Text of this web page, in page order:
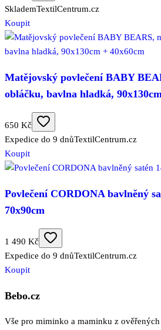
SklademTextilCentrum.cz
Koupit
Matějovský povlečení BABY
obláčku, bavlna hladká,
650 Kč
Expedice do 9 dnůTextilCentrum.cz
Koupit
Povlečení CORDONA bavlněný
70x90cm
1 490 Kč
Expedice do 9 dnůTextilCentrum.cz
Koupit
Bebo.cz
Vše pro miminko a maminku z